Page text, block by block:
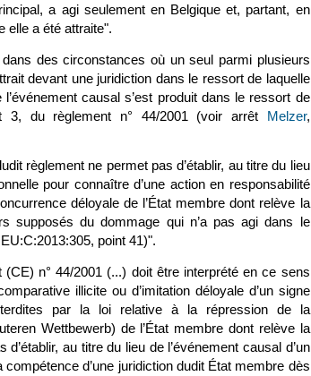
a agi seulement en Belgique et, partant, en
elle a été attraite".
des circonstances où un seul parmi plusieurs
devant une juridiction dans le ressort de laquelle
causal s’est produit dans le ressort de
3, du règlement n° 44/2001 (voir arrêt
Melzer,
règlement ne permet pas d’établir, au titre du lieu
pour connaître d’une action en responsabilité
déloyale de l’État membre dont relève la
supposés du dommage qui n’a pas agi dans le
point 41)".
(CE) n° 44/2001 (...) doit être interprété en ce sens
illicite ou d’imitation déloyale d’un signe
par la loi relative à la répression de la
Wettbewerb) de l’État membre dont relève la
au titre du lieu de l’événement causal d’un
d’une juridiction dudit État membre dès